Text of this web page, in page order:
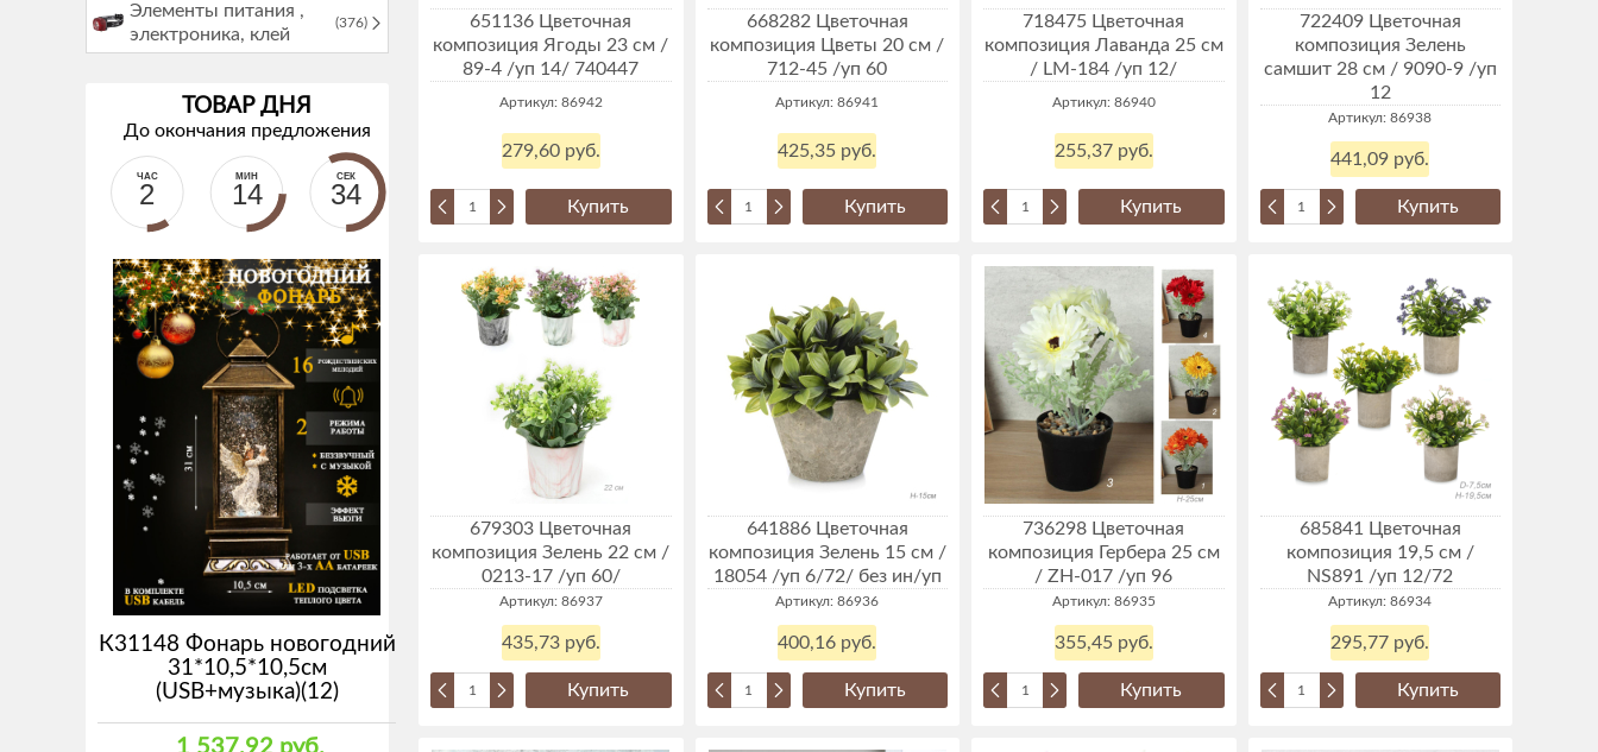
Элементы питания ,
электроника, клей
(376)
ТОВАР ДНЯ
До окончания предложения
ЧАС
2
МИН
14
СЕК
33
К31148 Фонарь новогодний
31*10,5*10,5см
(USB+музыка)(12)
1 537,92 руб.
651136 Цветочная
композиция Ягоды 23 см /
89-4 /уп 14/ 740447
Артикул: 86942
279,60 руб.
Купить
668282 Цветочная
композиция Цветы 20 см /
712-45 /уп 60
Артикул: 86941
425,35 руб.
Купить
718475 Цветочная
композиция Лаванда 25 см
/ LM-184 /уп 12/
Артикул: 86940
255,37 руб.
Купить
722409 Цветочная
композиция Зелень
самшит 28 см / 9090-9 /уп
12
Артикул: 86938
441,09 руб.
Купить
679303 Цветочная
композиция Зелень 22 см /
0213-17 /уп 60/
Артикул: 86937
435,73 руб.
Купить
641886 Цветочная
композиция Зелень 15 см /
18054 /уп 6/72/ без ин/уп
Артикул: 86936
400,16 руб.
Купить
736298 Цветочная
композиция Гербера 25 см
/ ZH-017 /уп 96
Артикул: 86935
355,45 руб.
Купить
685841 Цветочная
композиция 19,5 см /
NS891 /уп 12/72
Артикул: 86934
295,77 руб.
Купить